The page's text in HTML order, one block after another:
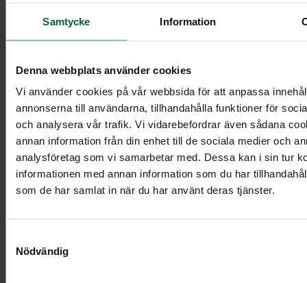
Samtycke Information
Denna webbplats använder cookies
Vi använder cookies på vår webbsida för att anpassa
annonserna till användarna, tillhandahålla funktioner för
och analysera vår trafik. Vi vidarebefordrar även sådana
annan information från din enhet till de sociala medier och
analysföretag som vi samarbetar med. Dessa kan i sin tur
informationen med annan information som du har
som de har samlat in när du har använt deras tjänster.
Nödvändig
Kista Modern, vitpigmenterad
9 495 kr
Visa mer